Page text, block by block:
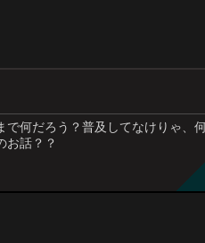
で何だろう？普及してなけりゃ、
お話？？